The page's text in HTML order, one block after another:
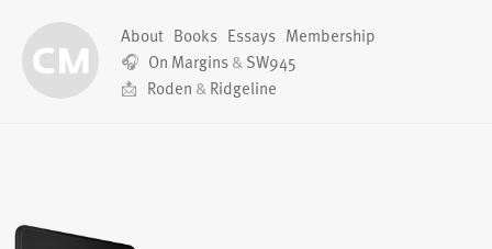
About Books Essays Membership
🎧 On Margins & SW945
📩 Roden & Ridgeline